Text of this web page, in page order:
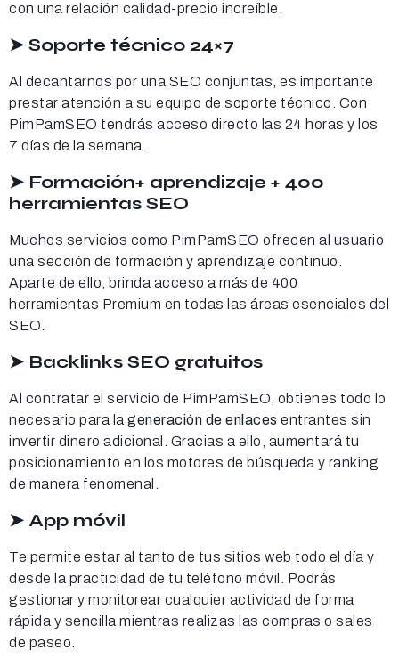
con una relación calidad-precio increíble.
➤ Soporte técnico 24×7
Al decantarnos por una SEO conjuntas, es importante
prestar atención a su equipo de soporte técnico. Con
PimPamSEO tendrás acceso directo las 24 horas y los
7 días de la semana.
➤ Formación+ aprendizaje + 400
herramientas SEO
Muchos servicios como PimPamSEO ofrecen al usuario
una sección de formación y aprendizaje continuo.
Aparte de ello, brinda acceso a más de 400
herramientas Premium en todas las áreas esenciales del
SEO.
➤ Backlinks SEO gratuitos
Al contratar el servicio de PimPamSEO, obtienes todo lo
necesario para la generación de enlaces entrantes sin
invertir dinero adicional. Gracias a ello, aumentará tu
posicionamiento en los motores de búsqueda y ranking
de manera fenomenal.
➤ App móvil
Te permite estar al tanto de tus sitios web todo el día y
desde la practicidad de tu teléfono móvil. Podrás
gestionar y monitorear cualquier actividad de forma
rápida y sencilla mientras realizas las compras o sales
de paseo.